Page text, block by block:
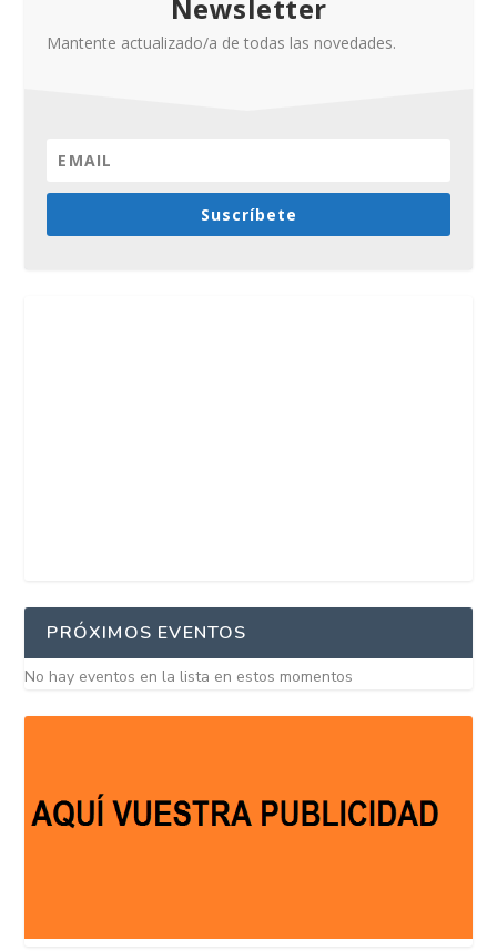
Newsletter
Mantente actualizado/a de todas las novedades.
Suscríbete
PRÓXIMOS EVENTOS
No hay eventos en la lista en estos momentos